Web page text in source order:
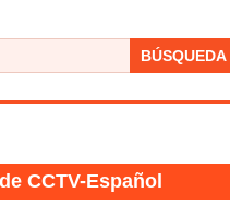
BÚSQUEDA
CCTV-Español